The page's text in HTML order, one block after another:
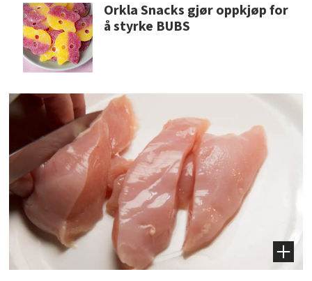
Orkla Snacks gjør oppkjøp for
å styrke BUBS